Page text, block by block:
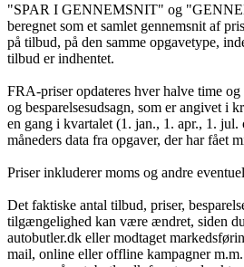
"SPAR I GENNEMSNIT" og
beregnet som et samlet gennemsnit af
på tilbud, på den samme opgavetype,
tilbud er indhentet.
FRA-priser opdateres hver halve time
og besparelsesudsagn, som er angivet i
en gang i kvartalet (1. jan., 1. apr., 1. jul.
måneders data fra opgaver, der har fået
Priser inkluderer moms og andre
Det faktiske antal tilbud, priser,
tilgængelighed kan være ændret, siden
autobutler.dk eller modtaget
mail, online eller offline kampagner